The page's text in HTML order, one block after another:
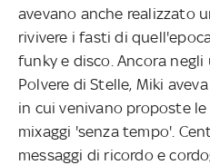
avevano anche realizzato
rivivere i fasti di
funky e disco. Ancora negli
Polvere di Stelle, Miki
in cui venivano proposte
mixaggi 'senza tempo'.
messaggi di ricordo e